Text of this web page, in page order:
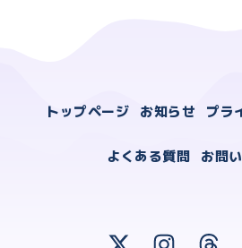
トップページ お知らせ プラ
よくある質問 お問